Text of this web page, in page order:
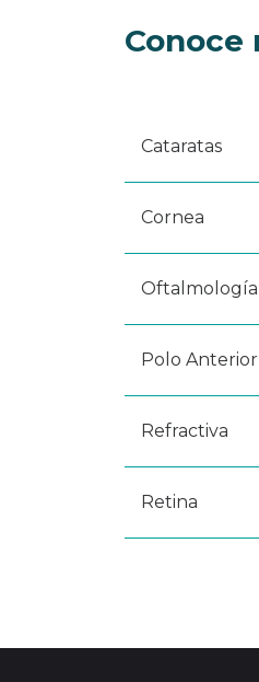
Conoce
Cataratas
Cornea
Oftalmología
Polo Anterior
Refractiva
Retina